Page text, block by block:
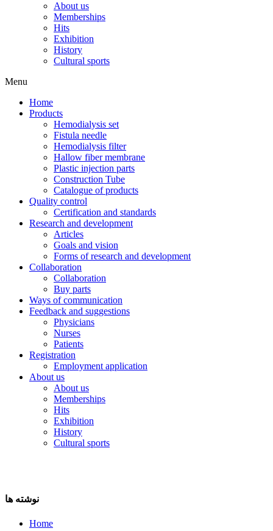
About us
Memberships
Hits
Exhibition
History
Cultural sports
Menu
Home
Products
Hemodialysis set
Fistula needle
Hemodialysis filter
Hallow fiber membrane
Plastic injection parts
Construction Tube
Catalogue of products
Quality control
Certification and standards
Research and development
Articles
Goals and vision
Forms of research and development
Collaboration
Collaboration
Buy parts
Ways of communication
Feedback and suggestions
Physicians
Nurses
Patients
Registration
Employment application
About us
About us
Memberships
Hits
Exhibition
History
Cultural sports
نوشته ها
Home